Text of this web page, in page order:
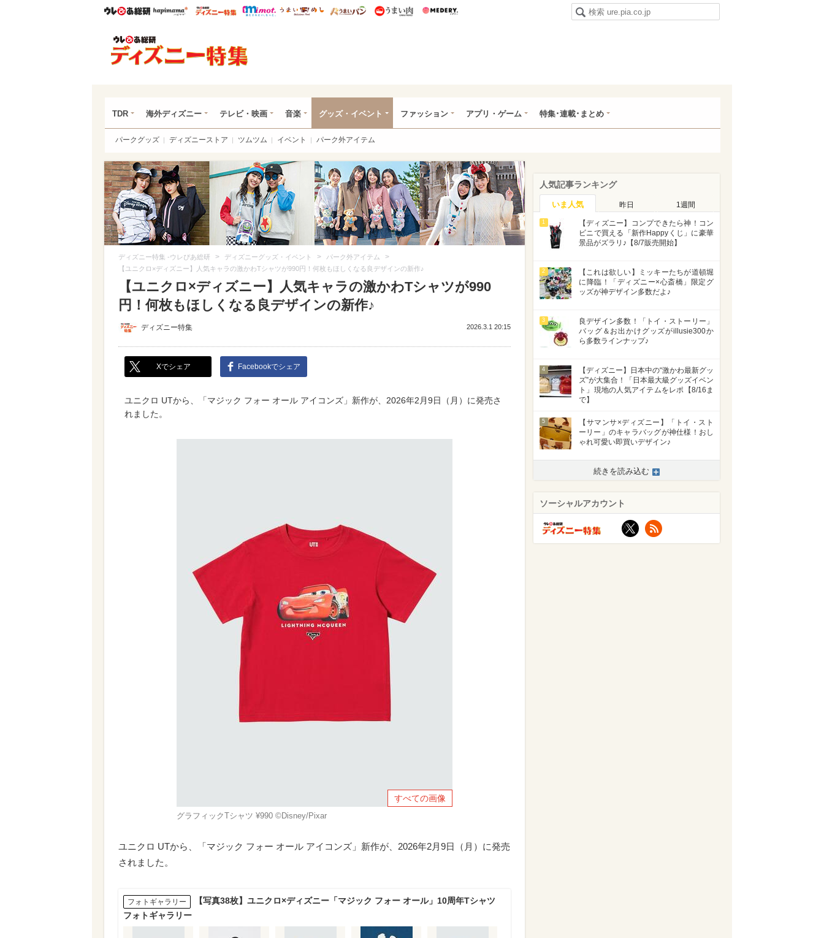
ウレぴあ総研ハピママ* ウレぴあ総研 ディズニー特集
mimot. うまいめし うまいパン うまい肉
TDR 海外ディズニー テレビ・映画 音楽 グッズ・イベント ファッション アプリ・ゲーム 特集･連載･まとめ
パークグッズ ディズニーストア ツムツム イベント パーク外アイテム
ディズニー特集 -ウレぴあ総研 > ディズニーグッズ・イベント > パーク外アイテム >
【ユニクロ×ディズニー】人気キャラの激かわTシャツが990円！何枚もほしくなる良デザインの新作♪
【ユニクロ×ディズニー】人気キャラの激かわTシャツが990
円！何枚もほしくなる良デザインの新作♪
ディズニー特集 2026.3.1 20:15
Xでシェア Facebookでシェア
ユニクロ UTから、「マジック フォー オール アイコンズ」新作が、2026年2月9日（月）に発売さ
れました。
すべての画像
グラフィックTシャツ ¥990 ©Disney/Pixar
ユニクロ UTから、「マジック フォー オール アイコンズ」新作が、2026年2月9日（月）に発売
されました。
フォトギャラリー
【写真38枚】ユニクロ×ディズニー「マジック フォー オール」10周年Tシャツ
フォトギャラリー
人気記事ランキング
いま人気 昨日 1週間
1
【ディズニー】コンプできたら神！コン
ビニで買える「新作Happyくじ」に豪華
景品がズラリ♪【8/7販売開始】
2
【これは欲しい】ミッキーたちが道頓堀
に降臨！「ディズニー×心斎橋」限定グ
ッズが神デザイン多数だよ♪
3
良デザイン多数！「トイ・ストーリー」
バッグ＆お出かけグッズがillusie300か
ら多数ラインナップ♪
4
【ディズニー】日本中の“激かわ最新グッ
ズ”が大集合！「日本最大級グッズイベン
ト」現地の人気アイテムをレポ【8/16ま
で】
5
【サマンサ×ディズニー】「トイ・スト
ーリー」のキャラバッグが神仕様！おし
ゃれ可愛い即買いデザイン♪
続きを読み込む
ソーシャルアカウント
X